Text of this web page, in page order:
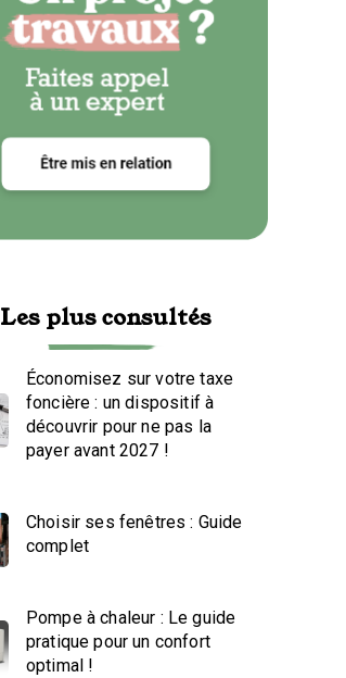
Les plus consultés
Économisez sur votre taxe
foncière : un dispositif à
découvrir pour ne pas la
payer avant 2027 !
Choisir ses fenêtres : Guide
complet
Pompe à chaleur : Le guide
pratique pour un confort
optimal !